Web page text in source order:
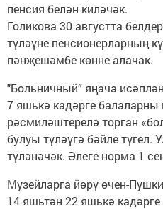
пенсия белән киләчәк.
Голикова 30 августта
түләүне пенсионерларның
пәнҗешәмбе көнне алачак.
"Больничный” яңача
7 яшькә кадәрге балаларны
рәсмиләштерелә торган
булуы түләүгә бәйле түгел.
түләнәчәк. Әлеге норма 1
Музейларга йөрү өчен-
14 яшьтән 22 яшькә